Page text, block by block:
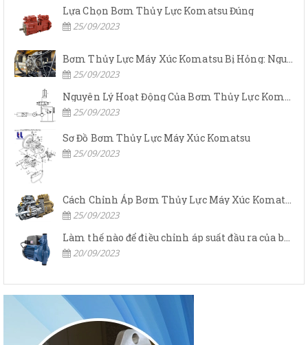
Lựa Chọn Bơm Thủy Lực Komatsu Đúng
25/09/2023
Bơm Thủy Lực Máy Xúc Komatsu Bị Hỏng: Nguyên Nhân Và Cách Khắc Phục
25/09/2023
Nguyên Lý Hoạt Động Của Bơm Thủy Lực Komatsu
25/09/2023
Sơ Đồ Bơm Thủy Lực Máy Xúc Komatsu
25/09/2023
Cách Chỉnh Áp Bơm Thủy Lực Máy Xúc Komatsu
25/09/2023
Làm thế nào để điều chỉnh áp suất đầu ra của bơm thủy lực?
20/09/2023